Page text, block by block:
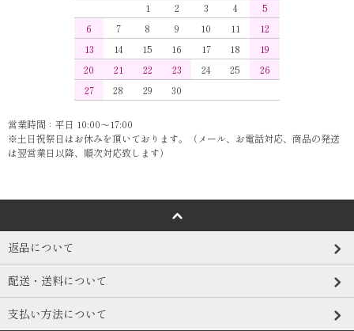
1
2 3 4
5
6
7 8 9 10 11
12
13
14 15 16 17 18
19
20
21 22 23 24 25
26
27
28 29 30
営業時間：平日 10:00～17:00
※土日祝祭日はお休みを頂いております。（メール、お電話対応、商品の発送
は翌営業日以降、順次対応致します）
返品について
配送・送料について
支払い方法について